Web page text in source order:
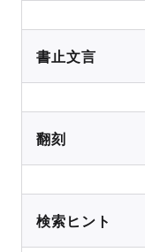
書止文言
翻刻
検索ヒント